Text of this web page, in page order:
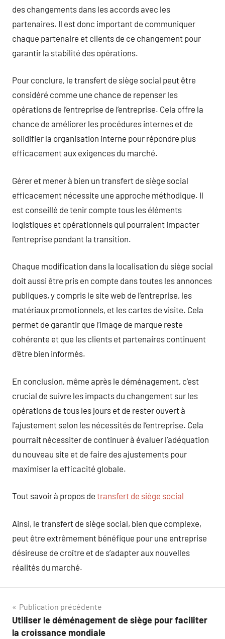
des changements dans les accords avec les
partenaires. Il est donc important de communiquer
chaque partenaire et clients de ce changement pour
garantir la stabilité des opérations.
Pour conclure, le transfert de siège social peut être
considéré comme une chance de repenser les
opérations de l’entreprise de l’entreprise. Cela offre la
chance de améliorer les procédures internes et de
solidifier la organisation interne pour répondre plus
efficacement aux exigences du marché.
Gérer et mener à bien un transfert de siège social
efficacement nécessite une approche méthodique. Il
est conseillé de tenir compte tous les éléments
logistiques et opérationnels qui pourraient impacter
l’entreprise pendant la transition.
Chaque modification dans la localisation du siège social
doit aussi être pris en compte dans toutes les annonces
publiques, y compris le site web de l’entreprise, les
matériaux promotionnels, et les cartes de visite. Cela
permet de garantir que l’image de marque reste
cohérente et que les clients et partenaires continuent
d’être bien informés.
En conclusion, même après le déménagement, c’est
crucial de suivre les impacts du changement sur les
opérations de tous les jours et de rester ouvert à
l’ajustement selon les nécessités de l’entreprise. Cela
pourrait nécessiter de continuer à évaluer l’adéquation
du nouveau site et de faire des ajustements pour
maximiser la efficacité globale.
Tout savoir à propos de transfert de siège social
Ainsi, le transfert de siège social, bien que complexe,
peut être extrêmement bénéfique pour une entreprise
désireuse de croître et de s’adapter aux nouvelles
réalités du marché.
Navigation
de
Publication précédente
Utiliser le déménagement de siège pour faciliter
la croissance mondiale